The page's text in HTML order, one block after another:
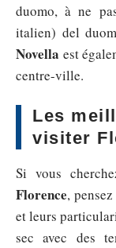
duomo, à ne
italien) del
Novella est
centre-ville.
Les
visiter
Si vous
Florence,
et leurs
sec avec des